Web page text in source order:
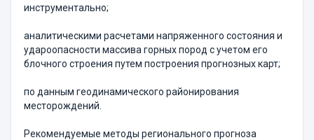
инструментально;
аналитическими расчетами напряженного состояния и
удароопасности массива горных пород с учетом его
блочного строения путем построения прогнозных карт;
по данным геодинамического районирования
месторождений.
Рекомендуемые методы регионального прогноза